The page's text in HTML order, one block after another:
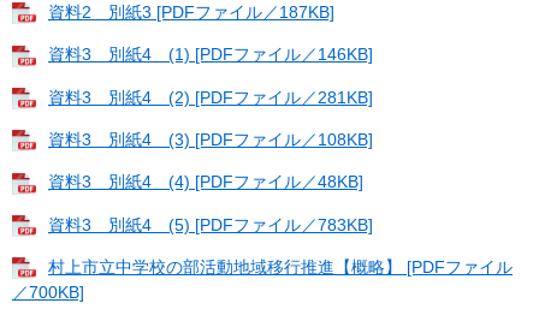
資料2 別紙3 [PDFファイル／187KB]
資料3 別紙4 (1) [PDFファイル／146KB]
資料3 別紙4 (2) [PDFファイル／281KB]
資料3 別紙4 (3) [PDFファイル／108KB]
資料3 別紙4 (4) [PDFファイル／48KB]
資料3 別紙4 (5) [PDFファイル／783KB]
村上市立中学校の部活動地域移行推進【概略】 [PDFファイル
／700KB]